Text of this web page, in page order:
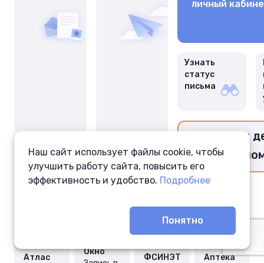
личный
Узнать
статус
письма
Перевести
Атлас
Окно
ФСИНЭТ Аптека
Наш сайт использует файлы cookie, чтобы
улучшить работу сайта, повысить его
эффективность и удобство. Подробнее
Понятно